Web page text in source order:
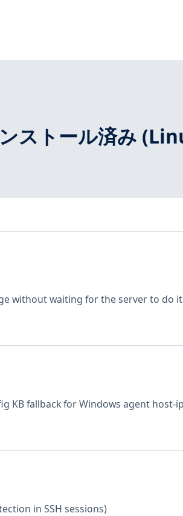
ストール済み
without waiting for the server to do
KB fallback for Windows agent host-
in SSH sessions)